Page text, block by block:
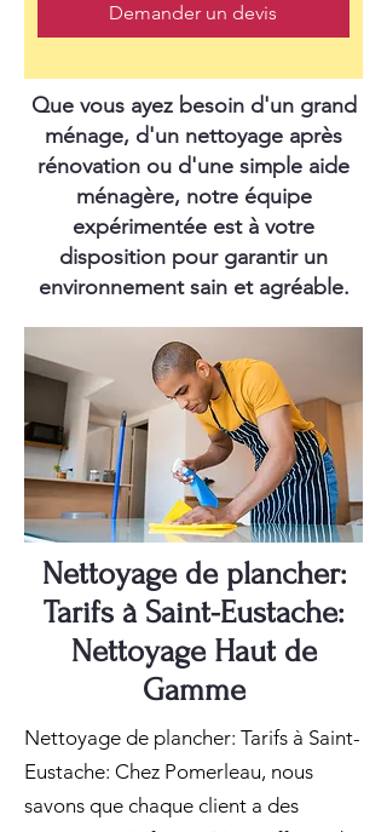
Demander un devis
Que vous ayez besoin d'un grand
ménage, d'un nettoyage après
rénovation ou d'une simple aide
ménagère, notre équipe
expérimentée est à votre
disposition pour garantir un
environnement sain et agréable.
Nettoyage de plancher:
Tarifs à Saint-Eustache:
Nettoyage Haut de
Gamme
Nettoyage de plancher: Tarifs à Saint-
Eustache: Chez Pomerleau, nous
savons que chaque client a des